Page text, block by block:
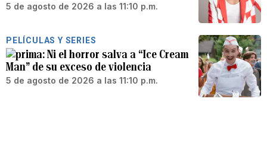
5 de agosto de 2026 a las 11:10 p.m.
PELÍCULAS Y SERIES
Ni el horror salva a “Ice Cream
Man” de su exceso de violencia
5 de agosto de 2026 a las 11:10 p.m.